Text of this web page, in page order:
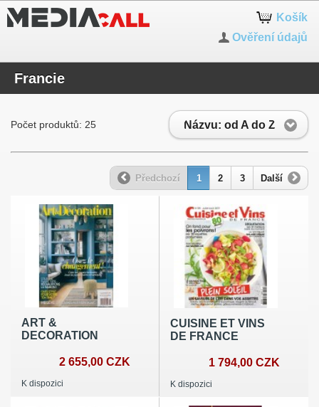
Košík
Ověření údajů
Francie
Názvu: od A do Z
Počet produktů: 25
Předchozí 1 2 3 Další
ART &
DECORATION
2 655,00 CZK
K dispozici
CUISINE ET VINS
DE FRANCE
1 794,00 CZK
K dispozici